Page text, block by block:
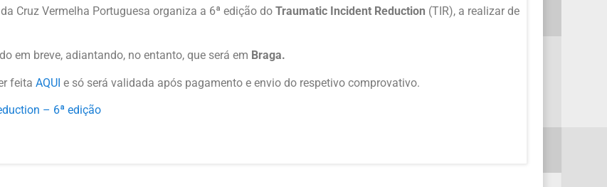
Cruz Vermelha Portuguesa organiza a 6ª edição do Traumatic Incident Reduction (TIR), a realizar de
em breve, adiantando, no entanto, que será em Braga.
feita AQUI e só será validada após pagamento e envio do respetivo comprovativo.
– 6ª edição